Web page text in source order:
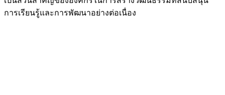
การเรียนรู้และการพัฒนาอย่างต่อเนื่อง